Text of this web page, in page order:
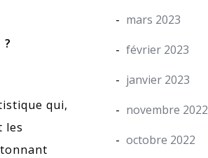
qui,
les
mars 2023
février 2023
janvier 2023
novembre 2022
octobre 2022